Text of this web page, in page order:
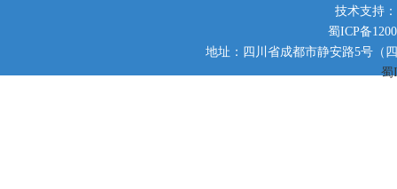
技术支持
蜀ICP备
地址：四川省成都市静安路5号（
蜀